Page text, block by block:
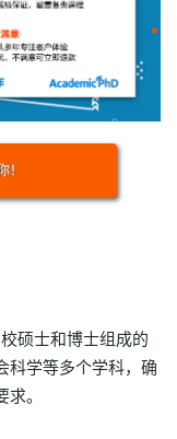
！
硕士和博士组成的
科学等多个学科，确
。